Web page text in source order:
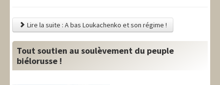
Lire la suite : A bas Loukachenko et son régime !
Tout soutien au soulèvement du peuple
biélorusse !